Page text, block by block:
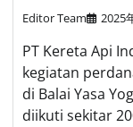
Editor Team 2025
PT Kereta Api
kegiatan
di Balai Yasa
diikuti sekitar